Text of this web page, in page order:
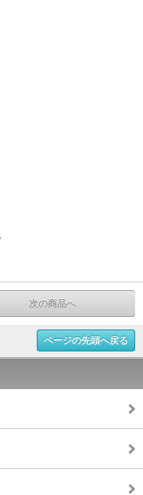
次の商品へ
ページの先頭へ戻る